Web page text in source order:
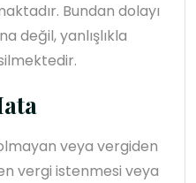
Bundan dolayı
değil, yanlışlıkla
veya vergiden
vergi istenmesi veya